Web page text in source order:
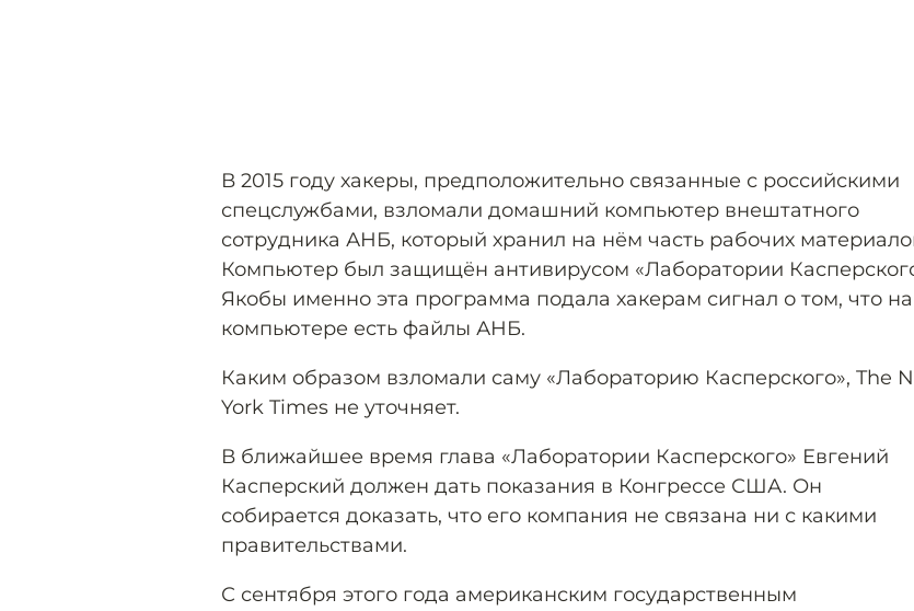
В 2015 году хакеры, предположительно связанные с российскими
спецслужбами, взломали домашний компьютер внештатного
сотрудника АНБ, который хранил на нём часть рабочих
Компьютер был защищён антивирусом «Лаборатории
Якобы именно эта программа подала хакерам сигнал о том, что на
компьютере есть файлы АНБ.
Каким образом взломали саму «Лабораторию Касперского», The
York Times не уточняет.
В ближайшее время глава «Лаборатории Касперского» Евгений
Касперский должен дать показания в Конгрессе США. Он
собирается доказать, что его компания не связана ни с какими
правительствами.
С сентября этого года американским государственным